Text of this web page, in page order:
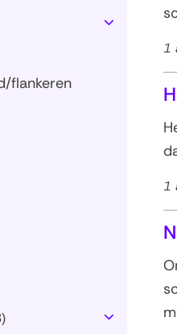
Toon
flankeren
)
Toon
1
1